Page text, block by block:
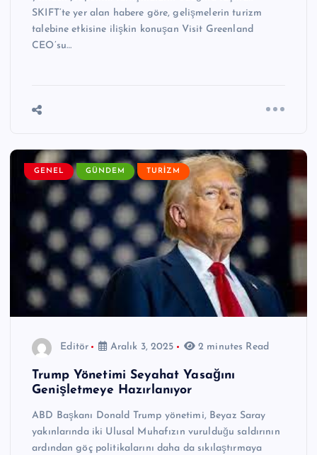
SKIFT’te yer alan habere göre, gelişmelerin turizm
talebine etkisine ilişkin konuşan Visit Greenland
CEO’su…
GENEL GÜNDEM TURIZM
Editör Aralık 3, 2025 2 minutes Read
Trump Yönetimi Seyahat Yasağını
Genişletmeye Hazırlanıyor
ABD Başkanı Donald Trump yönetimi, Beyaz Saray
yakınlarında iki Ulusal Muhafızın vurulduğu saldırının
ardından göç politikalarını daha da sıkılaştırmaya